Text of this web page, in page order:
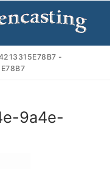
-
9a4e-